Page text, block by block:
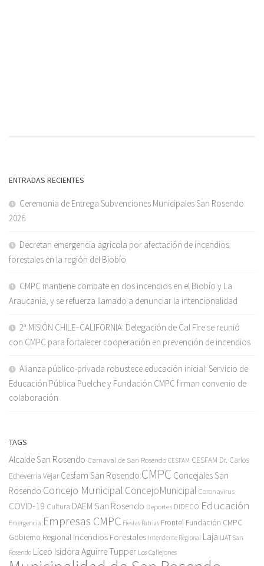
ENTRADAS RECIENTES
Ceremonia de Entrega Subvenciones Municipales San Rosendo
2026
Decretan emergencia agrícola por afectación de incendios
forestales en la región del Biobío
CMPC mantiene combate en dos incendios en el Biobío y La
Araucanía, y se refuerza llamado a denunciar la intencionalidad
2ª MISIÓN CHILE–CALIFORNIA: Delegación de Cal Fire se reunió
con CMPC para fortalecer cooperación en prevención de incendios
Alianza público-privada robustece educación inicial: Servicio de
Educación Pública Puelche y Fundación CMPC firman convenio de
colaboración
TAGS
Alcalde San Rosendo Carnaval de San Rosendo CESFAM CESFAM Dr. Carlos
Echeverría Vejar Cesfam San Rosendo CMPC Concejales San
Rosendo Concejo Municipal ConcejoMunicipal Coronavirus
COVID-19 Cultura DAEM San Rosendo Deportes DIDECO Educación
Emergencia Empresas CMPC Fiestas Patrias Frontel Fundación CMPC
Gobierno Regional Incendios Forestales Intendente Regional Laja LIAT San
Rosendo Liceo Isidora Aguirre Tupper Los Callejones